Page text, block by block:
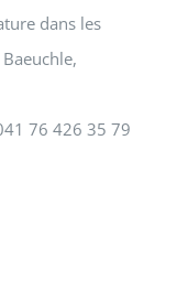
dans les
76 426 35 79